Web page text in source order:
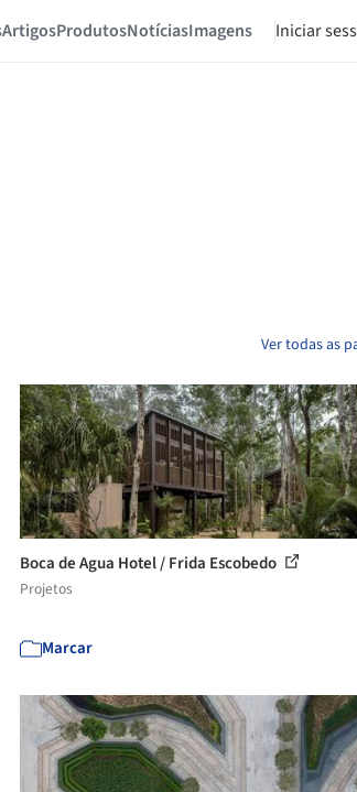
ArtigosProdutosNotíciasImagens Iniciar
Ver todas as
Boca de Agua Hotel / Frida Escobedo
Projetos
Marcar